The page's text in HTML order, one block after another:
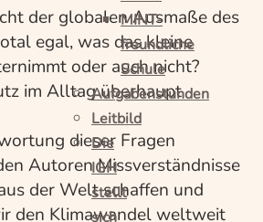
MINT-
freundliche
Schule
Aufgabenstunden
Leitbild
Die
IGH
stellt
sich
der globalen Ausmaße des
egal, was das kleine
oder auch nicht?
im Alltag überhaupt
dieser Fragen
Autoren Missverständnisse
der Welt schaffen und
den Klimawandel weltweit